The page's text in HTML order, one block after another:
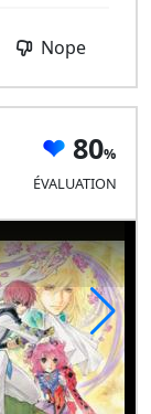
Nope
80
ÉVALUATION
of Graces f